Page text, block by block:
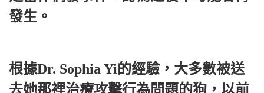
發生。
根據Dr. Sophia Yi的經驗，大多數被送
去她那裡治療攻擊行為問題的狗，以前